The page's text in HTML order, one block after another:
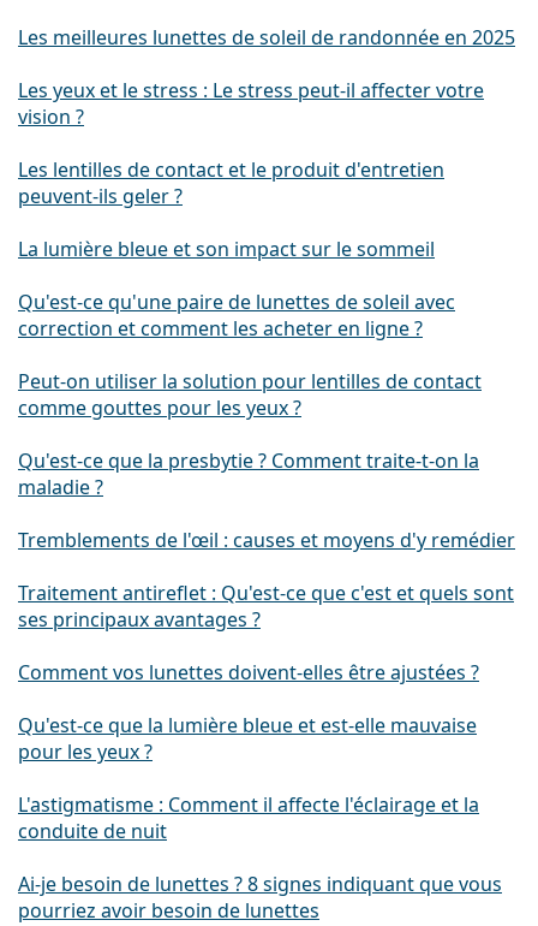
Les meilleures lunettes de soleil de randonnée en 2025
Les yeux et le stress : Le stress peut-il affecter votre
vision ?
Les lentilles de contact et le produit d'entretien
peuvent-ils geler ?
La lumière bleue et son impact sur le sommeil
Qu'est-ce qu'une paire de lunettes de soleil avec
correction et comment les acheter en ligne ?
Peut-on utiliser la solution pour lentilles de contact
comme gouttes pour les yeux ?
Qu'est-ce que la presbytie ? Comment traite-t-on la
maladie ?
Tremblements de l'œil : causes et moyens d'y remédier
Traitement antireflet : Qu'est-ce que c'est et quels sont
ses principaux avantages ?
Comment vos lunettes doivent-elles être ajustées ?
Qu'est-ce que la lumière bleue et est-elle mauvaise
pour les yeux ?
L'astigmatisme : Comment il affecte l'éclairage et la
conduite de nuit
Ai-je besoin de lunettes ? 8 signes indiquant que vous
pourriez avoir besoin de lunettes